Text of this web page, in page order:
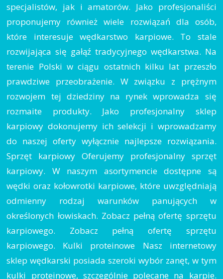
specjalistów, jak i amatorów. Jako profesjonaliści
proponujemy również wiele rozwiązań dla osób,
które interesuje wędkarstwo karpiowe. To stale
rozwijająca się gałąź tradycyjnego wędkarstwa. Na
terenie Polski w ciągu ostatnich kilku lat przeszło
prawdziwe przeobrażenie. W związku z prężnym
rozwojem tej dziedziny na rynek wprowadza się
rozmaite produkty. Jako profesjonalny sklep
karpiowy dokonujemy ich selekcji i wprowadzamy
do naszej oferty wyłącznie najlepsze rozwiązania.
Sprzęt karpiowy Oferujemy profesjonalny sprzęt
karpiowy. W naszym asortymencie dostępne są
wędki oraz kołowrotki karpiowe, które uwzględniają
odmienny rodzaj warunków panujących w
określonych łowiskach. Zobacz pełną ofertę sprzętu
karpiowego. Zobacz pełną ofertę sprzętu
karpiowego. Kulki proteinowe Nasz internetowy
sklep wędkarski posiada szeroki wybór zanęt, w tym
kulki proteinowe, szczególnie polecane na karpie.